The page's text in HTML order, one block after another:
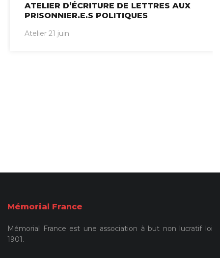
ATELIER D’ÉCRITURE DE LETTRES AUX
PRISONNIER.E.S POLITIQUES
Atelier 21 juin
Mémorial France
Mémorial France est une association à but non lucratif loi
1901.